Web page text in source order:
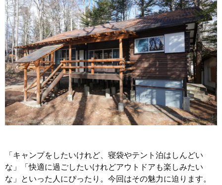
「キャンプをしたいけれど、寝袋やテント泊はしんどい
な」「快適に過ごしたいけれどアウトドアも楽しみたい
な」といった人にぴったり。今回はその魅力に迫ります。